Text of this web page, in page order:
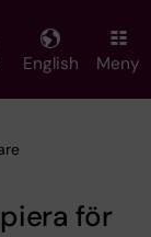
English Meny
för